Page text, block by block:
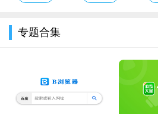
软件亮点：
1、打破设备限制，让音乐随时随地
专题合集